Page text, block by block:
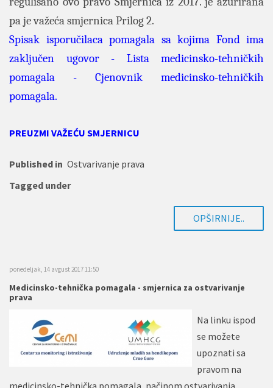
pa je važeća smjernica Prilog 2.
Spisak isporučilaca pomagala sa kojima Fond ima
zaključen ugovor- Lista medicinsko-tehničkih
pomagala - Cjenovnik medicinsko-tehničkih
pomagala.
PREUZMI VAŽEĆU SMJERNICU
Published in Ostvarivanje prava
Tagged under
OPŠIRNIJE..
ponedeljak, 14 avgust 2017 11:50
Medicinsko-tehnička pomagala - smjernica za ostvarivanje
prava
Na linku ispod
se možete
upoznati sa
pravom na
medicinsko-tehnička pomagala, načinom ostvarivanja,